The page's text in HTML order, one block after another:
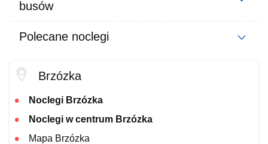
busów
Polecane noclegi
Brzózka
Noclegi Brzózka
Noclegi w centrum Brzózka
Mapa Brzózka